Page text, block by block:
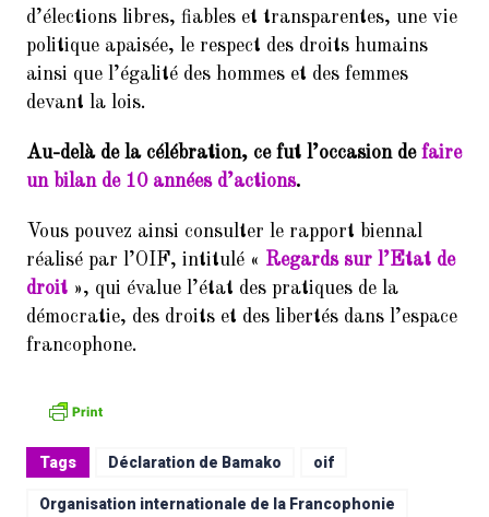
12. Remerciements : Concert du 26
Janvier 2018 en hommage à
Jean Joinet
d’élections libres, fiables et transparentes, une vie
politique apaisée, le respect des droits humains
ainsi que l’égalité des hommes et des femmes
devant la lois.
Au-delà de la célébration, ce fut l’occasion de faire
un bilan de 10 années d’actions.
Vous pouvez ainsi consulter le rapport biennal
réalisé par l’OIF, intitulé « Regards sur l’Etat de
droit », qui évalue l’état des pratiques de la
démocratie, des droits et des libertés dans l’espace
francophone.
Tags Déclaration de Bamako oif
Organisation internationale de la Francophonie